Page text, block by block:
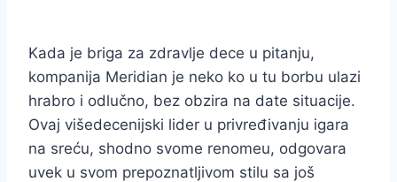
Kada je briga za zdravlje dece u pitanju,
kompanija Meridian je neko ko u tu borbu ulazi
hrabro i odlučno, bez obzira na date situacije.
Ovaj višedecenijski lider u privređivanju igara
na sreću, shodno svome renomeu, odgovara
uvek u svom prepoznatljivom stilu sa još